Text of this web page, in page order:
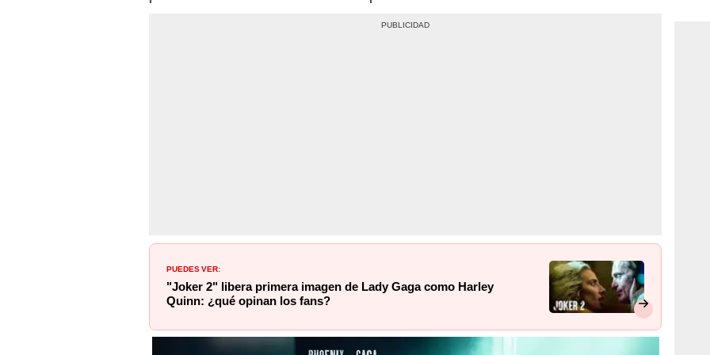
PUEDES VER:
"Joker 2" libera primera imagen de Lady Gaga como Harley
Quinn: ¿qué opinan los fans?